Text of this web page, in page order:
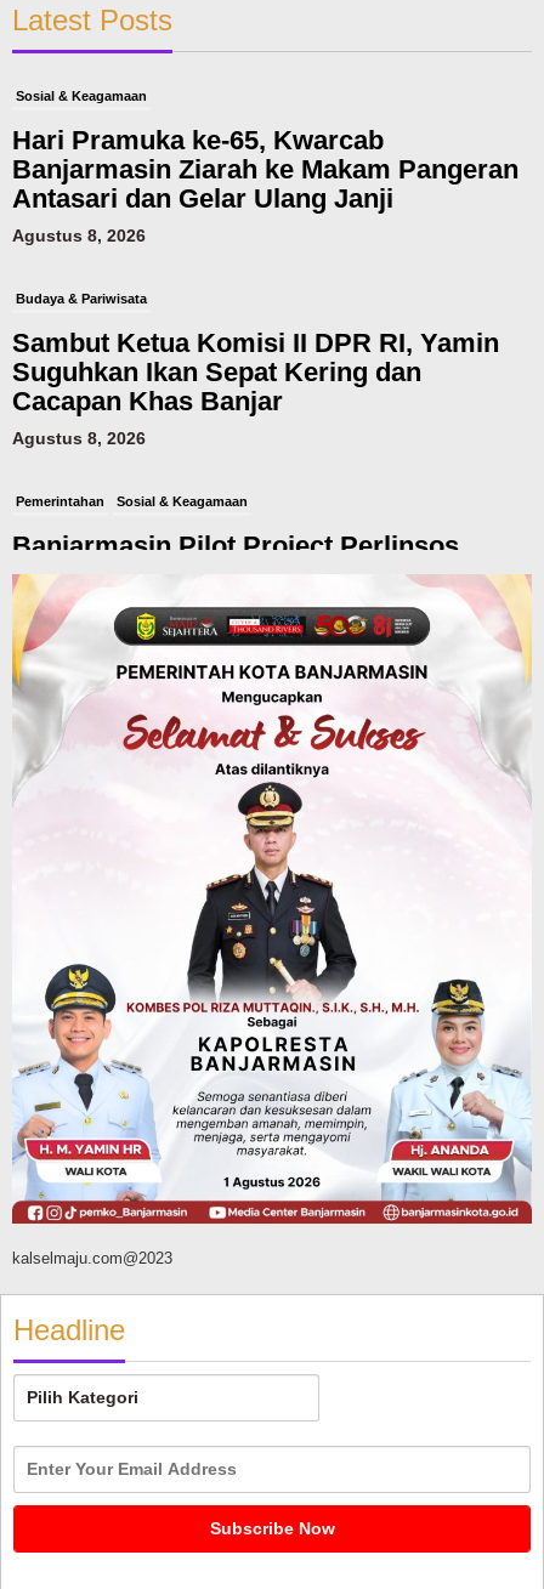
Latest Posts
Sosial & Keagamaan
Hari Pramuka ke-65, Kwarcab
Banjarmasin Ziarah ke Makam Pangeran
Antasari dan Gelar Ulang Janji
Agustus 8, 2026
Budaya & Pariwisata
Sambut Ketua Komisi II DPR RI, Yamin
Suguhkan Ikan Sepat Kering dan
Cacapan Khas Banjar
Agustus 8, 2026
Pemerintahan Sosial & Keagamaan
Banjarmasin Pilot Project Perlinsos
Digital, Target 30 Persen IKD Masih Jauh,
Komisi II DPR Turun Tangan
Agustus 7, 2026
Dinas PUPR Kalsel Pembangunan
Jalan Veteran Km 5,5 Sungai Lulut
Dibuka Pasca Retak dan Amblas,
Angkutan Bertonase 6 Ton Lebih Tak
Diperbolehkan Melintas
Panaskan Kembali Arena Panjat Tebing,
FPTI Banjarmasin Siapkan Sirkuit se-
Kalsel
Agustus 8, 2026
kalselmaju.com@2023
Headline